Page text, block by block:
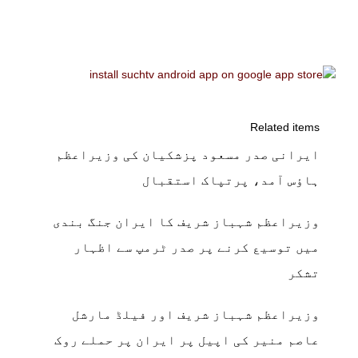
Related items
ایرانی صدر مسعود پزشکیان کی وزیراعظم
ہاؤس آمد، پرتپاک استقبال
وزیراعظم شہباز شریف کا ایران جنگ بندی
میں توسیع کرنے پر صدر ٹرمپ سے اظہار
تشکر
وزیراعظم شہباز شریف اور فیلڈ مارشل
عاصم منیر کی اپیل پر ایران پر حملے روک